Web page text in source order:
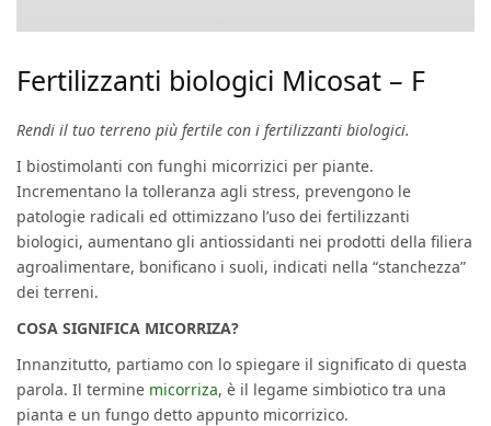
Fertilizzanti biologici Micosat – F
Rendi il tuo terreno più fertile con i fertilizzanti biologici.
I biostimolanti con funghi micorrizici per piante.
Incrementano la tolleranza agli stress, prevengono le
patologie radicali ed ottimizzano l’uso dei fertilizzanti
biologici, aumentano gli antiossidanti nei prodotti della filiera
agroalimentare, bonificano i suoli, indicati nella “stanchezza”
dei terreni.
COSA SIGNIFICA MICORRIZA?
Innanzitutto, partiamo con lo spiegare il significato di questa
parola. Il termine micorriza, è il legame simbiotico tra una
pianta e un fungo detto appunto micorrizico.